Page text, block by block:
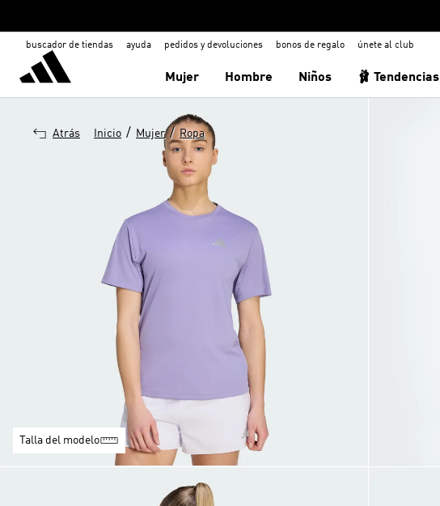
buscador de tiendas ayuda pedidos y devoluciones bonos de regalo únete al club
Mujer Hombre Niños 🩰 Tendencias
Atrás Inicio / Mujer / Ropa
Talla del modelo